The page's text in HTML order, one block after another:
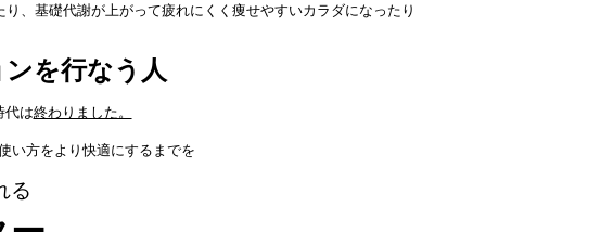
、基礎代謝が上がって疲れにくく痩せやすいカラダになったり
を行なう人
代は終わりました。
い方をより快適にするまでを
る